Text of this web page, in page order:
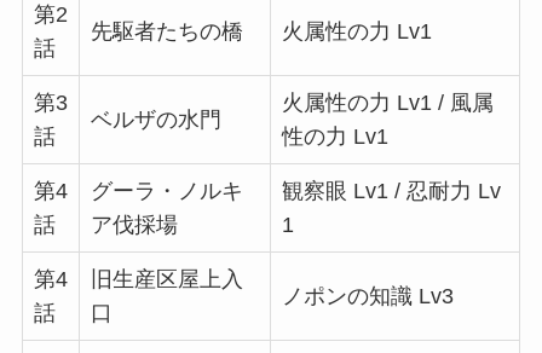
第2
話
先駆者たちの橋 火属性の力 Lv1
第3
話
ベルザの水門
火属性の力 Lv1 / 風属
性の力 Lv1
第4
話
グーラ・ノルキ
ア伐採場
観察眼 Lv1 / 忍耐力 Lv
1
第4
話
旧生産区屋上入
口
ノポンの知識 Lv3